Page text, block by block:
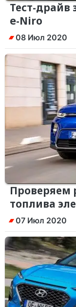
Тест-драйв
e-Niro
08 Июл 2020
Проверяем
топлива
07 Июл 2020